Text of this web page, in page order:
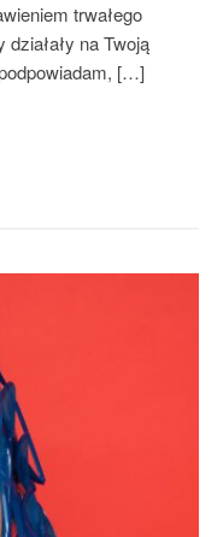
trwałego
na Twoją
[…]